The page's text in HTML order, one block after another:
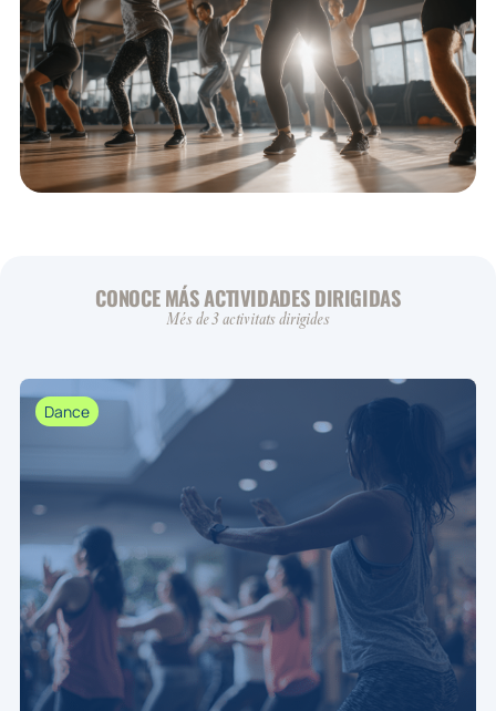
CONOCE MÁS ACTIVIDADES DIRIGIDAS
Més de 3 activitats dirigides
Dance